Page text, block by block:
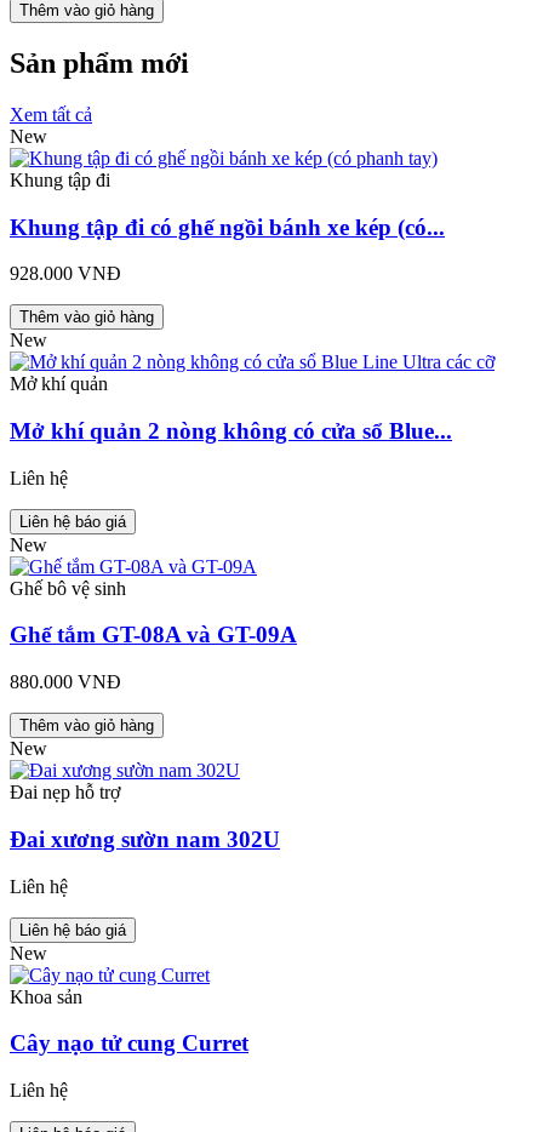
Thêm vào giỏ hàng
Sản phẩm mới
Xem tất cả
New
Khung tập đi
Khung tập đi có ghế ngồi bánh xe kép (có...
928.000 VNĐ
Thêm vào giỏ hàng
New
Mở khí quản
Mở khí quản 2 nòng không có cửa sổ Blue...
Liên hệ
Liên hệ báo giá
New
Ghế bô vệ sinh
Ghế tắm GT-08A và GT-09A
880.000 VNĐ
Thêm vào giỏ hàng
New
Đai nẹp hỗ trợ
Đai xương sườn nam 302U
Liên hệ
Liên hệ báo giá
New
Khoa sản
Cây nạo tử cung Curret
Liên hệ